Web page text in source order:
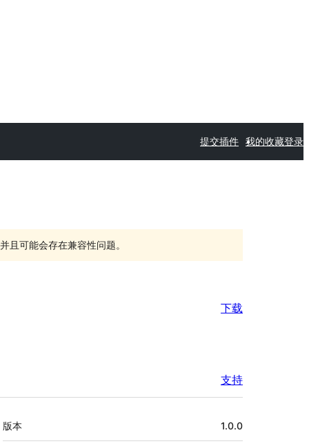
提交插件 我的收藏登录
且可能会存在兼容性问题。
下载
支持
额
外
版本 1.0.0